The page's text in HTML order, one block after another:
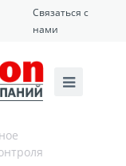
Связаться с
нами